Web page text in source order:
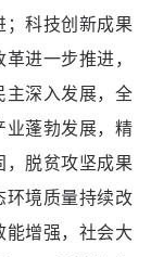
；科技创新成果
进一步推进，
主深入发展，全
业蓬勃发展，精
，脱贫攻坚成果
环境质量持续改
能增强，社会大